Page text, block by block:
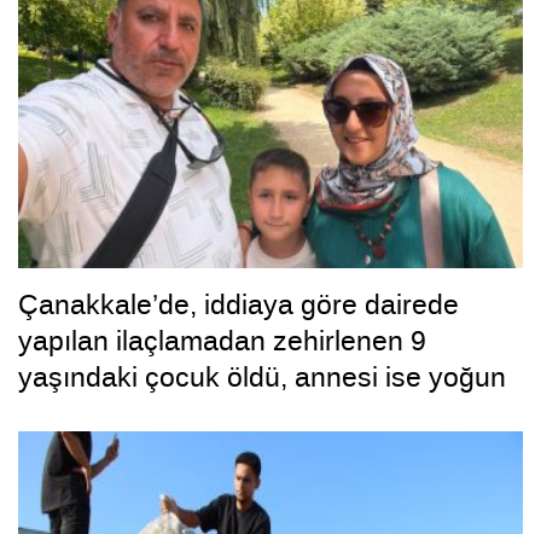
Çanakkale’de, iddiaya göre dairede
yapılan ilaçlamadan zehirlenen 9
yaşındaki çocuk öldü, annesi ise yoğun